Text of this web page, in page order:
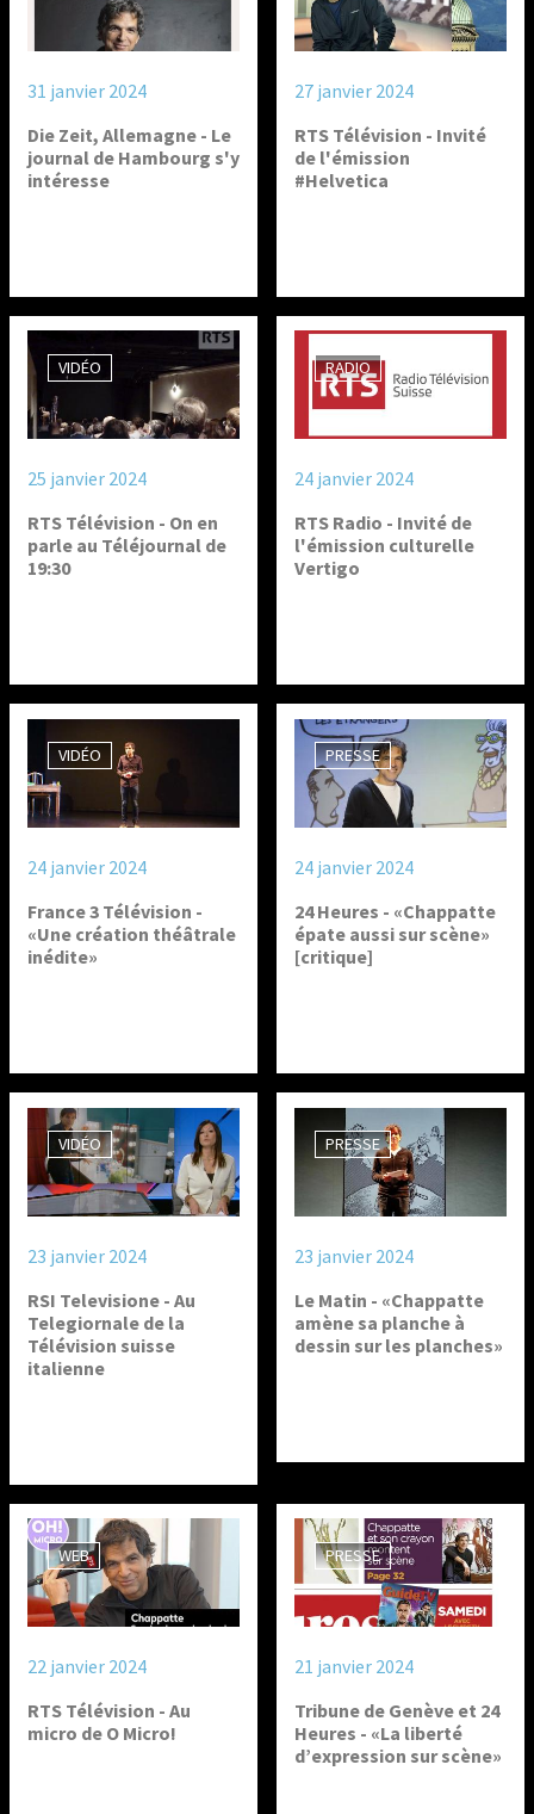
31 janvier 2024
Die Zeit, Allemagne - Le
journal de Hambourg s'y
intéresse
27 janvier 2024
RTS Télévision - Invité
de l'émission
#Helvetica
VIDÉO
25 janvier 2024
RTS Télévision - On en
parle au Téléjournal de
19:30
RADIO
24 janvier 2024
RTS Radio - Invité de
l'émission culturelle
Vertigo
VIDÉO
24 janvier 2024
France 3 Télévision -
«Une création théâtrale
inédite»
PRESSE
24 janvier 2024
24 Heures - «Chappatte
épate aussi sur scène»
[critique]
VIDÉO
23 janvier 2024
RSI Televisione - Au
Telegiornale de la
Télévision suisse
italienne
PRESSE
23 janvier 2024
Le Matin - «Chappatte
amène sa planche à
dessin sur les planches»
WEB
22 janvier 2024
RTS Télévision - Au
micro de O Micro!
PRESSE
21 janvier 2024
Tribune de Genève et 24
Heures - «La liberté
d’expression sur scène»